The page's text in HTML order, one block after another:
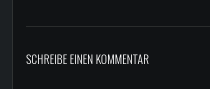
SCHREIBE EINEN KOMMENTAR